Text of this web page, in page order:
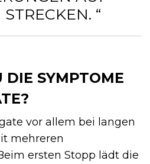
“
DIE SYMPTOME
vor allem bei langen
mehreren
ersten Stopp lädt die